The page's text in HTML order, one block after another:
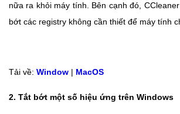
nữa ra khỏi máy tính. Bên cạnh đó,
bớt các registry không cần thiết để máy tính
Tải về: Window | MacOS
2. Tắt bớt một số hiệu ứng trên Windows